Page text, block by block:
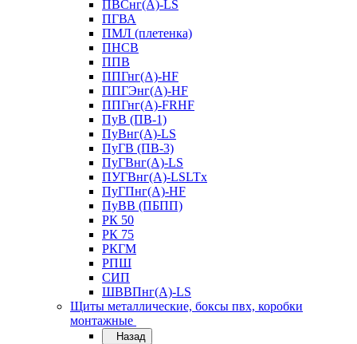
ПВСнг(А)-LS
ПГВА
ПМЛ (плетенка)
ПНСВ
ППВ
ППГнг(А)-HF
ППГЭнг(А)-HF
ППГнг(А)-FRHF
ПуВ (ПВ-1)
ПуВнг(А)-LS
ПуГВ (ПВ-3)
ПуГВнг(А)-LS
ПУГВнг(А)-LSLTx
ПуГПнг(А)-HF
ПуВВ (ПБПП)
РК 50
РК 75
РКГМ
РПШ
СИП
ШВВПнг(А)-LS
Щиты металлические, боксы пвх, коробки
монтажные
Назад